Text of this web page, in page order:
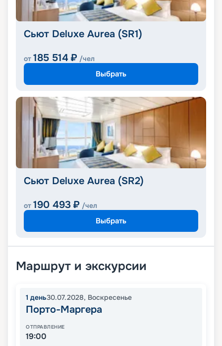
Сьют Deluxe Aurea (SR1)
от 185 514 ₽ /чел
Выбрать
Сьют Deluxe Aurea (SR2)
от 190 493 ₽ /чел
Выбрать
Маршрут и экскурсии
1 день30.07.2028, Воскресенье
Порто-Маргера
ОТПРАВЛЕНИЕ
19:00